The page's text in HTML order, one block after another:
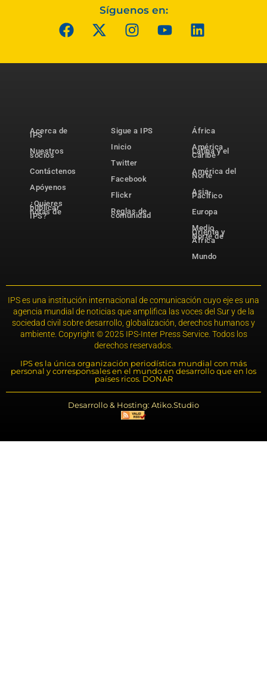
Síguenos en:
Acerca de
IPS
Nuestros
socios
Contáctenos
Apóyenos
¿Quieres
publicar
notas de
IPS?
Sigue a IPS
Inicio
Twitter
Facebook
Flickr
Reglas de
comunidad
África
América
Latina y el
Caribe
América del
Norte
Asia-
Pacífico
Europa
Medio
Oriente y
Norte de
África
Mundo
IPS es una institución internacional de comunicación cuyo eje es una
agencia mundial de noticias que amplifica las voces del Sur y de la
sociedad civil sobre desarrollo, globalización, derechos humanos y
ambiente. Copyright © 2025 IPS-Inter Press Service. Todos los
derechos reservados.
IPS es la única organización periodística mundial con más
personal y corresponsales en el mundo en desarrollo que en los
países ricos. DONAR
Desarrollo & Hosting: Atiko.Studio